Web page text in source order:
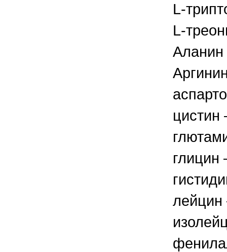
L-
L-
Аланин
цистин
глицин
лейцин